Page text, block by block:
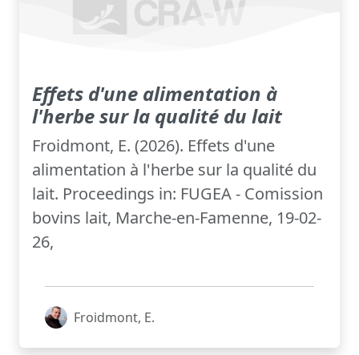
Effets d'une alimentation à
l'herbe sur la qualité du lait
Froidmont, E. (2026). Effets d'une
alimentation à l'herbe sur la qualité du
lait. Proceedings in: FUGEA - Comission
bovins lait, Marche-en-Famenne, 19-02-
26,
Froidmont, E.